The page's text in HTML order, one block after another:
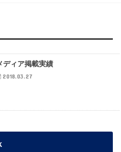
ディア掲載実績
2018.03.27